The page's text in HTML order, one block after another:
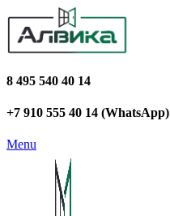
8 495 540 40 14
+7 910 555 40 14 (WhatsApp)
Menu